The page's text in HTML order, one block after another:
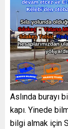
Aslında burayı
kapı. Yinede
bilgi almak için